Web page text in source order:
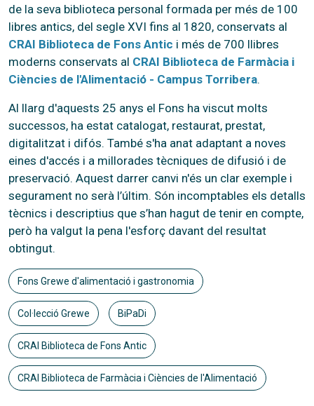
de la seva biblioteca personal formada per més de 100
libres antics, del segle XVI fins al 1820, conservats al
CRAI Biblioteca de Fons Antic i més de 700 llibres
moderns conservats al CRAI Biblioteca de Farmàcia i
Ciències de l'Alimentació - Campus Torribera.
Al llarg d'aquests 25 anys el Fons ha viscut molts
successos, ha estat catalogat, restaurat, prestat,
digitalitzat i difós. També s'ha anat adaptant a noves
eines d'accés i a millorades tècniques de difusió i de
preservació. Aquest darrer canvi n'és un clar exemple i
segurament no serà l’últim. Són incomptables els detalls
tècnics i descriptius que s’han hagut de tenir en compte,
però ha valgut la pena l'esforç davant del resultat
obtingut.
Fons Grewe d'alimentació i gastronomia
Col·lecció Grewe BiPaDi
CRAI Biblioteca de Fons Antic
CRAI Biblioteca de Farmàcia i Ciències de l'Alimentació